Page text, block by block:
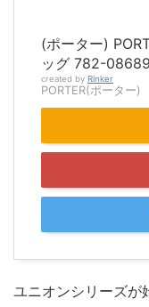
(ポーター)
ッグ 782-
created by Rinker
PORTER(ポーター)
ユニオンシリーズが